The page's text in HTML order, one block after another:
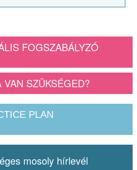
FOGSZABÁLYZÓ
SZÜKSÉGED?
PLAN
mosoly hírlevél